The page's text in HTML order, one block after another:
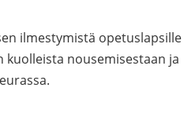
ilmestymistä opetuslapsille
nousemisestaan ja